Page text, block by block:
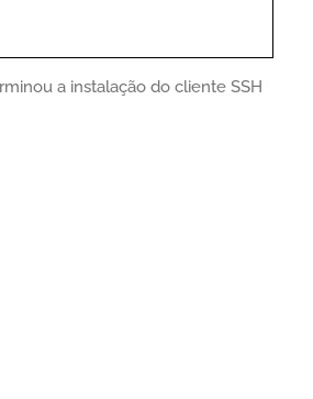
a instalação do cliente SSH